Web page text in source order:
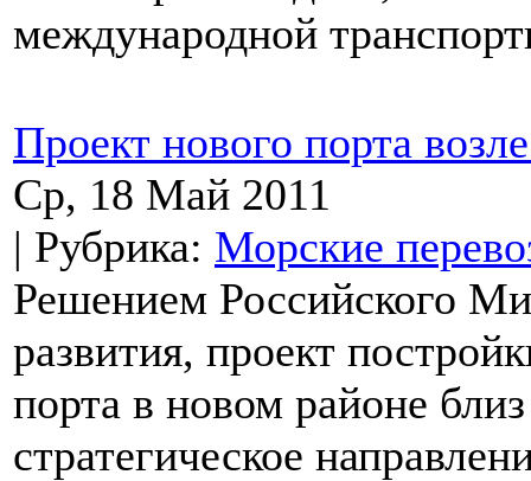
международной
Проект нового порта
Ср, 18 Май 2011
| Рубрика: Морские
Решением Российского
развития, проект
порта в новом районе
стратегическое